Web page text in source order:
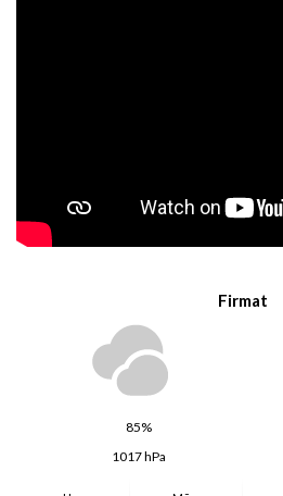
Firmat
85%
1017 hPa